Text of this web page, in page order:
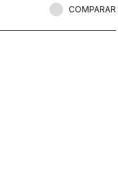
COMPARAR